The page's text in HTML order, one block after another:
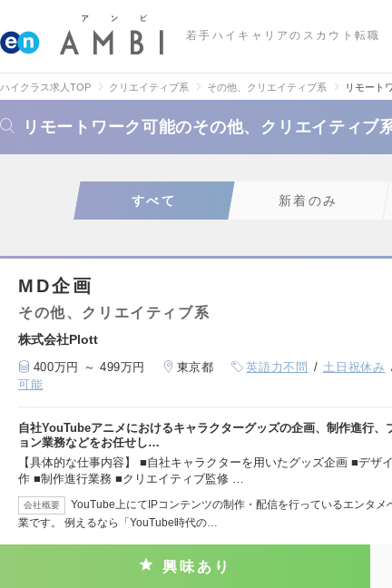
若手ハイキャリアのスカウト転職
ハイクラス求人TOP クリエイティブ系 その他、クリエイティブ系 リモート
リモートワーク可能のその他、クリエイティブ
すべて 新着のみ
MD企画
その他、クリエイティブ系
株式会社Plott
400万円 ～ 499万円 東京都 英語力不問 土日祝休み
可能
自社YouTubeアニメにおけるキャラクターグッズの企画、制作進行、
ョン業務などをお任せし…
【具体的な仕事内容】 ■自社キャラクターを用いたグッズ企画 ■デザ
作 ■制作進行業務 ■クリエイティブ監修 …
会社概要
YouTube上にてIPコンテンツの制作・配信を行っているエンタメ
業です。 例えるなら「YouTube時代の…
興味あり